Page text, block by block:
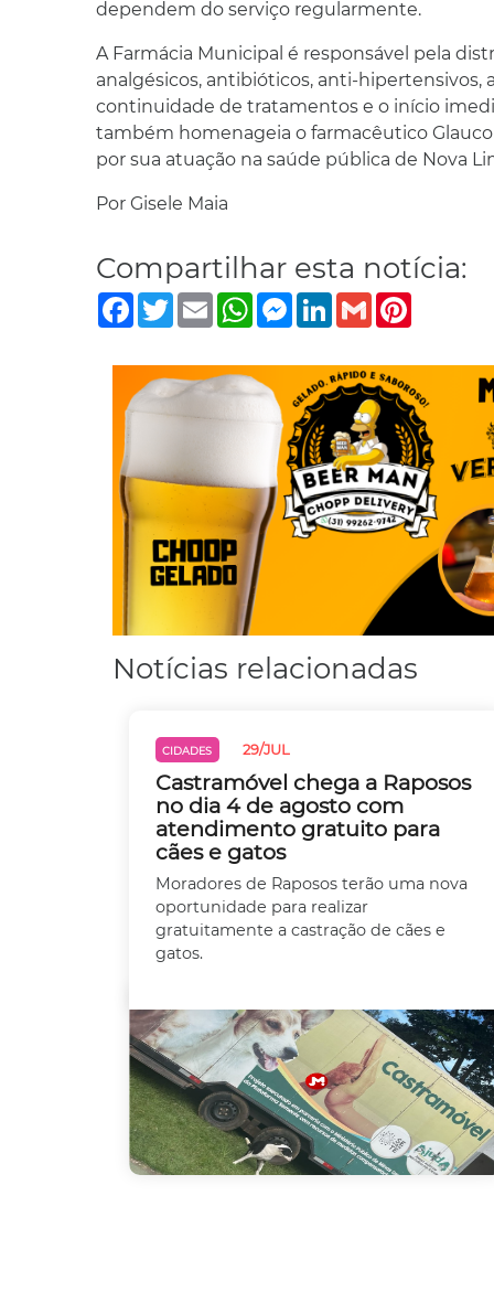
dependem do serviço regularmente.
A Farmácia Municipal é responsável pela
analgésicos, antibióticos, anti-
continuidade de tratamentos e o início
também homenageia o farmacêutico
por sua atuação na saúde pública de Nova
Por Gisele Maia
Compartilhar esta notícia:
Facebook
TwitterEmailWhatsApp
Messenger
LinkedIn
Gmail
Notícias relacionadas
CIDADES 29/JUL
Castramóvel chega a Raposos
no dia 4 de agosto com
atendimento gratuito para
cães e gatos
Moradores de Raposos terão uma nova
oportunidade para realizar
gratuitamente a castração de cães e
gatos.